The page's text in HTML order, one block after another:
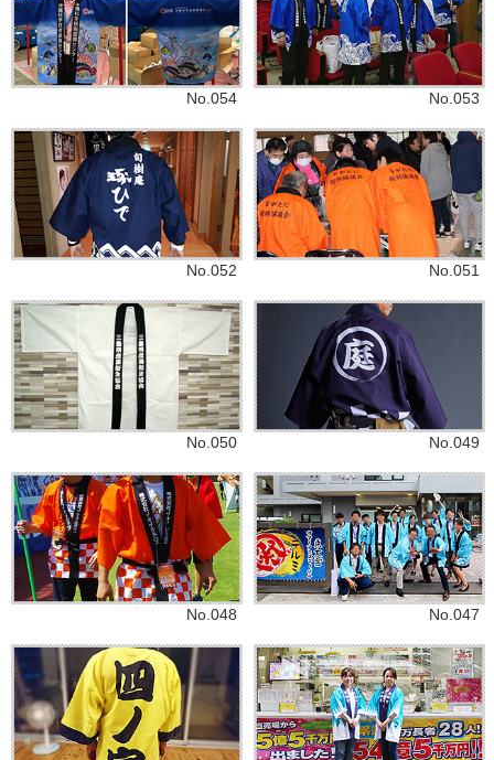
No.054 No.053
No.052 No.051
No.050 No.049
No.048 No.047